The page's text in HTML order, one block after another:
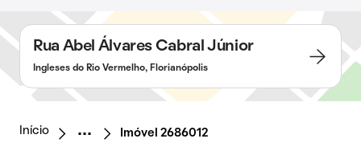
Rua Abel Álvares Cabral Júnior
Ingleses do Rio Vermelho, Florianópolis
Início Imóvel 2686012